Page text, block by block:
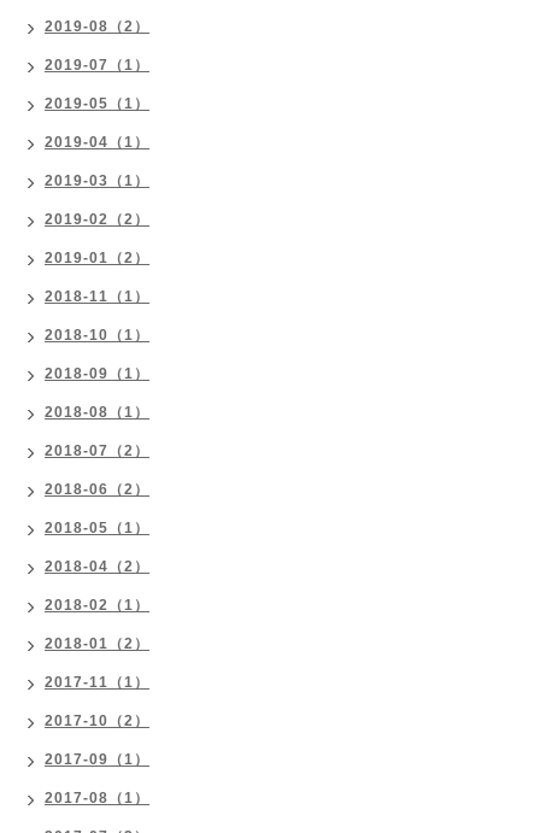
2019-08（2）
2019-07（1）
2019-05（1）
2019-04（1）
2019-03（1）
2019-02（2）
2019-01（2）
2018-11（1）
2018-10（1）
2018-09（1）
2018-08（1）
2018-07（2）
2018-06（2）
2018-05（1）
2018-04（2）
2018-02（1）
2018-01（2）
2017-11（1）
2017-10（2）
2017-09（1）
2017-08（1）